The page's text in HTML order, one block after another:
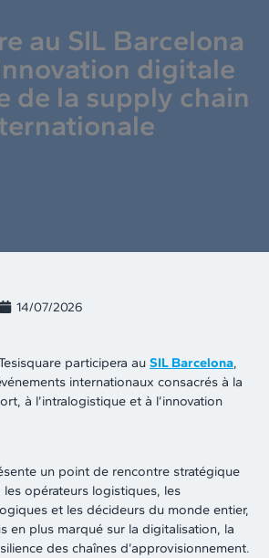
au SIL Barcelona
digitale
de la supply chain
14/07/2026
participera au SIL Barcelona,
internationaux consacrés à la
à l’intralogistique et à l’innovation
un point de rencontre stratégique
opérateurs logistiques, les
et les décideurs du monde entier,
en plus marqué sur la digitalisation, la
des chaînes d’approvisionnement.